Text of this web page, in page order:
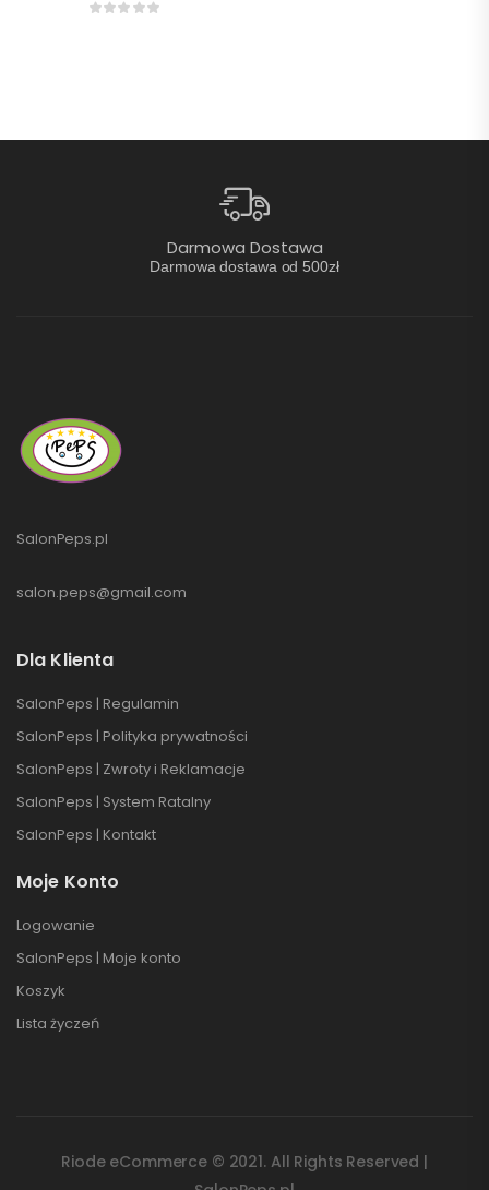
Darmowa Dostawa
Darmowa dostawa od 500zł
SalonPeps.pl
salon.peps@gmail.com
Dla Klienta
SalonPeps | Regulamin
SalonPeps | Polityka prywatności
SalonPeps | Zwroty i Reklamacje
SalonPeps | System Ratalny
SalonPeps | Kontakt
Moje Konto
Logowanie
SalonPeps | Moje konto
Koszyk
Lista życzeń
Riode eCommerce © 2021. All Rights Reserved |